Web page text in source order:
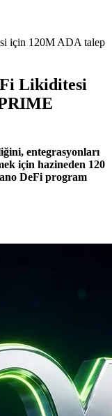
için 120M ADA talep
Likiditesi
entegrasyonları
için hazineden 120
DeFi program